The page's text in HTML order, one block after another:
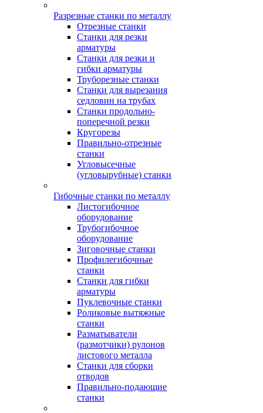
Разрезные станки по металлу
Отрезные станки
Станки для резки
арматуры
Станки для резки и
гибки арматуры
Труборезные станки
Станки для вырезания
седловин на трубаx
Станки продольно-
поперечной резки
Кругорезы
Правильно-отрезные
станки
Угловысечные
(угловырубные) станки
Гибочные станки по металлу
Листогибочное
оборудование
Трубогибочное
оборудование
Зиговочные станки
Профилегибочные
станки
Станки для гибки
арматуры
Пуклевочные станки
Роликовые вытяжные
станки
Разматыватели
(размотчики) рулонов
листового металла
Станки для сборки
отводов
Правильно-подающие
станки